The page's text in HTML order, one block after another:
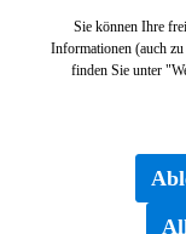
Sie können Ihre
Informationen (auch
finden Sie unter